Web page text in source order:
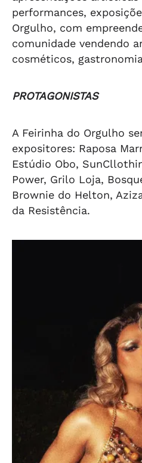
performances,
Orgulho, com
comunidade vendendo
cosméticos,
PROTAGONISTAS
A Feirinha do Orgulho
expositores: Raposa
Estúdio Obo,
Power, Grilo Loja,
Brownie do Helton,
da Resistência.